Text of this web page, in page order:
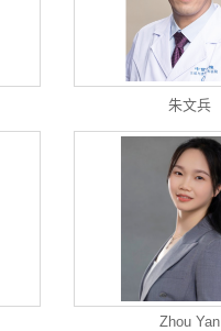
朱文兵
Zhou Yan